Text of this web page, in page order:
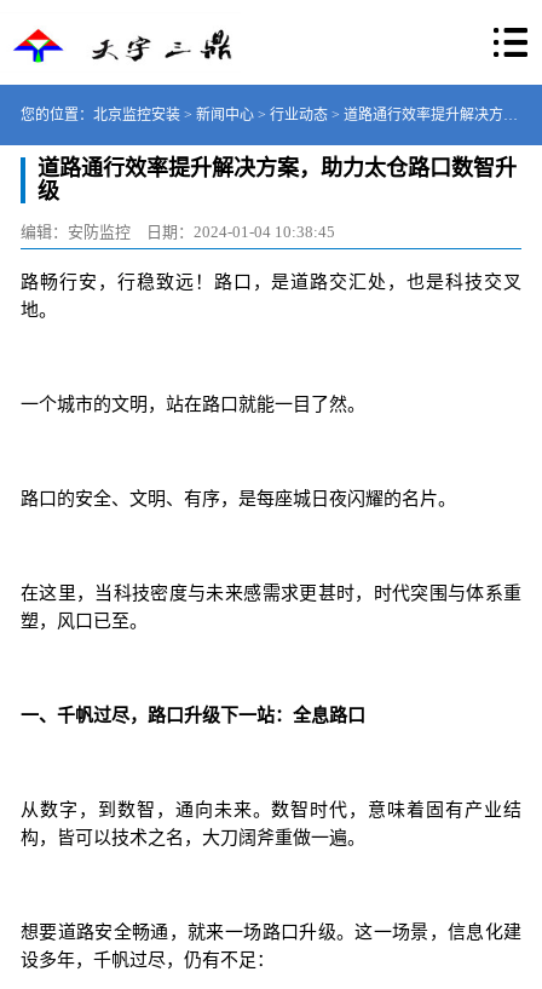
您的位置： 北京监控安装 > 新闻中心 > 行业动态 > 道路通行效率提升解决方
案，助力太仓路口数智升级
道路通行效率提升解决方案，助力太仓路口数智升
级
编辑：安防监控 日期： 2024-01-04 10:38:45
路畅行安，行稳致远！路口，是道路交汇处，也是科技交叉
地。
一个城市的文明，站在路口就能一目了然。
路口的安全、文明、有序，是每座城日夜闪耀的名片。
在这里，当科技密度与未来感需求更甚时，时代突围与体系重
塑，风口已至。
一、千帆过尽，路口升级下一站：全息路口
从数字，到数智，通向未来。数智时代，意味着固有产业结
构，皆可以技术之名，大刀阔斧重做一遍。
想要道路安全畅通，就来一场路口升级。这一场景，信息化建
设多年，千帆过尽，仍有不足：